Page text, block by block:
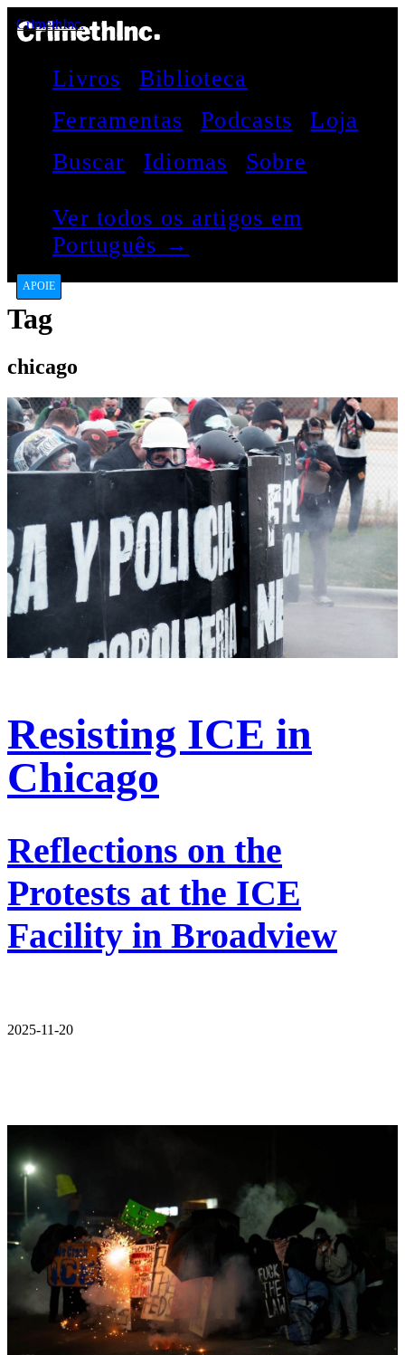
CrimethInc.
Livros
Biblioteca
Ferramentas
Podcasts
Loja
Buscar
Idiomas Sobre
Ver todos os artigos em
Português →
APOIE
Tag
chicago
Resisting ICE in
Chicago
Reflections on the
Protests at the ICE
Facility in Broadview
2025-11-20